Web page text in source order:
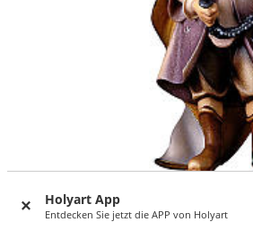
Holyart App
Entdecken Sie jetzt die APP von Holyart
Sänger mit Weihrauch 10cm